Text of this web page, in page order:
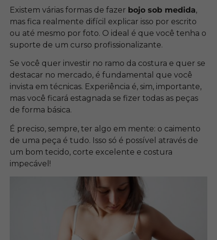
Existem várias formas de fazer bojo sob medida,
mas fica realmente difícil explicar isso por escrito
ou até mesmo por foto. O ideal é que você tenha o
suporte de um curso profissionalizante.
Se você quer investir no ramo da costura e quer se
destacar no mercado, é fundamental que você
invista em técnicas. Experiência é, sim, importante,
mas você ficará estagnada se fizer todas as peças
de forma básica.
É preciso, sempre, ter algo em mente: o caimento
de uma peça é tudo. Isso só é possível através de
um bom tecido, corte excelente e costura
impecável!